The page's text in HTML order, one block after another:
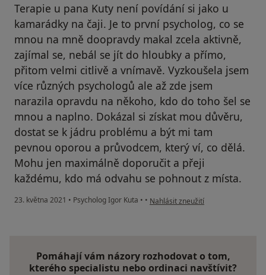
Terapie u pana Kuty není povídání si jako u
kamarádky na čaji. Je to první psycholog, co se
mnou na mně doopravdy makal zcela aktivně,
zajímal se, nebál se jít do hloubky a přímo,
přitom velmi citlivě a vnímavě. Vyzkoušela jsem
více různých psychologů ale až zde jsem
narazila opravdu na někoho, kdo do toho šel se
mnou a naplno. Dokázal si získat mou důvěru,
dostat se k jádru problému a být mi tam
pevnou oporou a průvodcem, který ví, co dělá.
Mohu jen maximálně doporučit a přeji
každému, kdo má odvahu se pohnout z místa.
23. května 2021 • Psycholog Igor Kuta • • podle názoru uživatele Nicole
Nahlásit zneužití
Pomáhají vám názory rozhodovat o tom,
kterého specialistu nebo ordinaci navštívit?